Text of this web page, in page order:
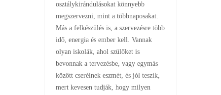
osztálykirándulásokat könnyebb
megszervezni, mint a többnaposakat.
Más a felkészülés is, a szervezésre több
idő, energia és ember kell. Vannak
olyan iskolák, ahol szülőket is
bevonnak a tervezésbe, vagy egymás
között cserélnek eszmét, és jól teszik,
mert kevesen tudják, hogy milyen